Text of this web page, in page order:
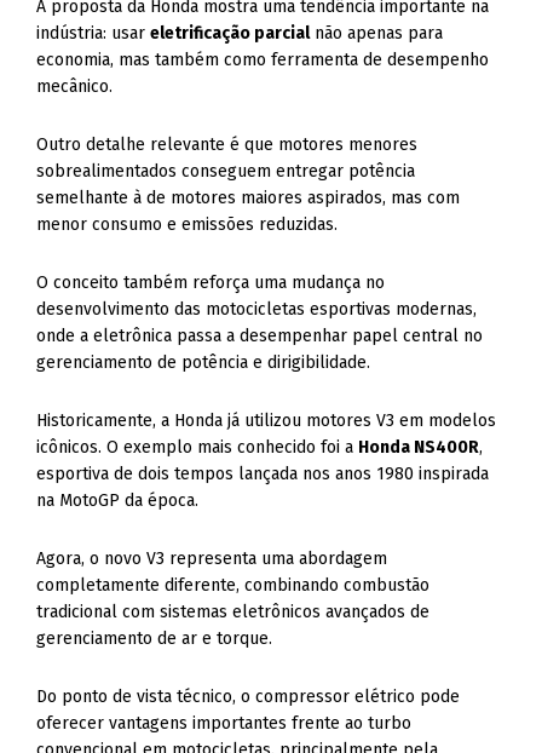
A proposta da Honda mostra uma tendência importante na
indústria: usareletrificação parcialnão apenas para
economia, mas também como ferramenta de desempenho
mecânico.
Outro detalhe relevante é que motores menores
sobrealimentados conseguem entregar potência
semelhante à de motores maiores aspirados, mas com
menor consumo e emissões reduzidas.
O conceito também reforça uma mudança no
desenvolvimento das motocicletas esportivas modernas,
onde a eletrônica passa a desempenhar papel central no
gerenciamento de potência e dirigibilidade.
Historicamente, a Honda já utilizou motores V3 em modelos
icônicos. O exemplo mais conhecido foi a Honda NS400R,
esportiva de dois tempos lançada nos anos 1980 inspirada
na MotoGP da época.
Agora, o novo V3 representa uma abordagem
completamente diferente, combinando combustão
tradicional com sistemas eletrônicos avançados de
gerenciamento de ar e torque.
Do ponto de vista técnico, o compressor elétrico pode
oferecer vantagens importantes frente ao turbo